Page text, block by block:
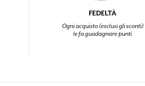
FEDELTÀ
Ogni acquisto (esclusi gli sconti)
le fa guadagnare punti